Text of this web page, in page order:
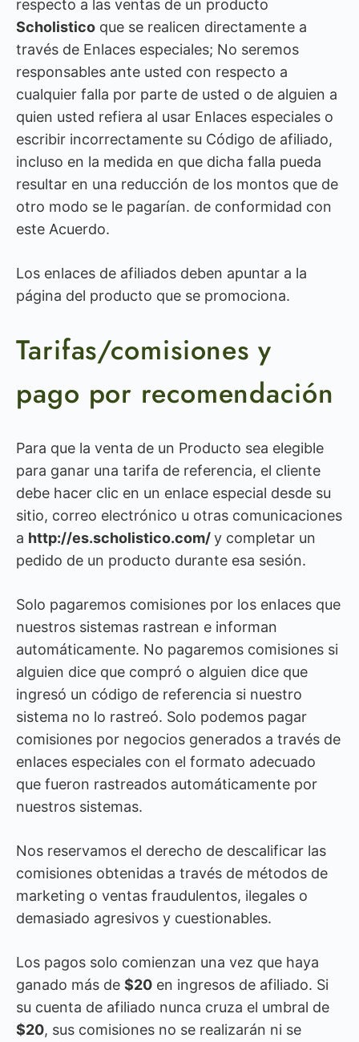
respecto a las ventas de un producto
Scholistico que se realicen directamente a
través de Enlaces especiales; No seremos
responsables ante usted con respecto a
cualquier falla por parte de usted o de alguien a
quien usted refiera al usar Enlaces especiales o
escribir incorrectamente su Código de afiliado,
incluso en la medida en que dicha falla pueda
resultar en una reducción de los montos que de
otro modo se le pagarían. de conformidad con
este Acuerdo.
Los enlaces de afiliados deben apuntar a la
página del producto que se promociona.
Tarifas/comisiones y
pago por recomendación
Para que la venta de un Producto sea elegible
para ganar una tarifa de referencia, el cliente
debe hacer clic en un enlace especial desde su
sitio, correo electrónico u otras comunicaciones
a http://es.scholistico.com/y completar un
pedido de un producto durante esa sesión.
Solo pagaremos comisiones por los enlaces que
nuestros sistemas rastrean e informan
automáticamente. No pagaremos comisiones si
alguien dice que compró o alguien dice que
ingresó un código de referencia si nuestro
sistema no lo rastreó. Solo podemos pagar
comisiones por negocios generados a través de
enlaces especiales con el formato adecuado
que fueron rastreados automáticamente por
nuestros sistemas.
Nos reservamos el derecho de descalificar las
comisiones obtenidas a través de métodos de
marketing o ventas fraudulentos, ilegales o
demasiado agresivos y cuestionables.
Los pagos solo comienzan una vez que haya
ganado más de $20 en ingresos de afiliado. Si
su cuenta de afiliado nunca cruza el umbral de
$20, sus comisiones no se realizarán ni se